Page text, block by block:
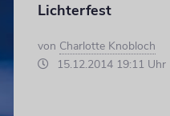
Lichterfest
von Charlotte Knobloch
15.12.2014 19:11 Uhr